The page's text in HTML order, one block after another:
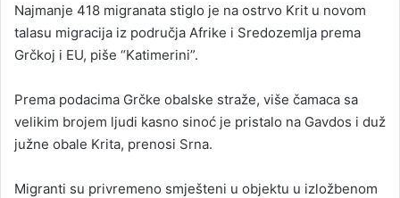
d
a
n
m
a
Najmanje 418 migranata stiglo je na ostrvo Krit u novom
talasu migracija iz područja Afrike i Sredozemlja prema
Grčkoj i EU, piše “Katimerini”.
Prema podacima Grčke obalske straže, više čamaca sa
velikim brojem ljudi kasno sinoć je pristalo na Gavdos i duž
južne obale Krita, prenosi Srna.
Migranti su privremeno smješteni u objektu u izložbenom